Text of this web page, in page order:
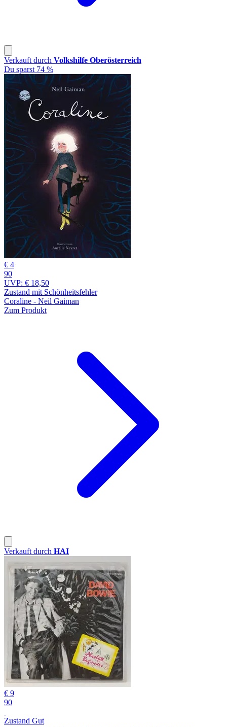
Verkauft durch Volkshilfe Oberösterreich
Du sparst 74 %
€ 4
90
UVP: € 18,50
Zustand mit Schönheitsfehler
Coraline - Neil Gaiman
Zum Produkt
Verkauft durch HAI
€ 9
90
Zustand Gut